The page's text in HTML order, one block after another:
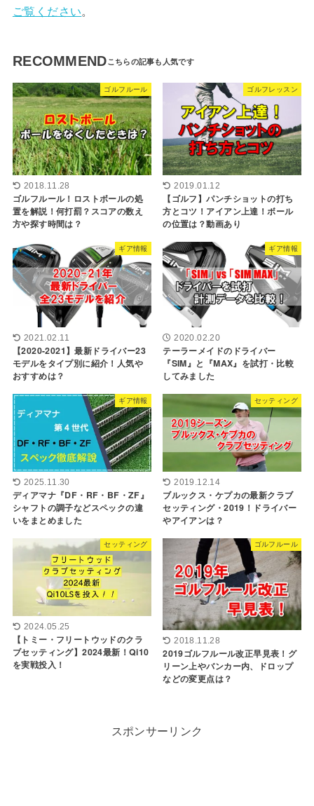
ご覧ください。
RECOMMEND
ゴルフルール
2018.11.28
ゴルフルール！ロストボールの処
置を解説！何打罰？スコアの数え
方や探す時間は？
ゴルフレッスン
2019.01.12
【ゴルフ】パンチショットの打ち
方とコツ！アイアン上達！ボール
の位置は？動画あり
ギア情報
2021.02.11
【2020-2021】最新ドライバー23
モデルをタイプ別に紹介！人気や
おすすめは？
ギア情報
2020.02.20
テーラーメイドのドライバー
『SIM』と『MAX』を試打・比較
してみました
ギア情報
2025.11.30
ディアマナ『DF・RF・BF・ZF』
シャフトの調子などスペックの違
いをまとめました
セッティング
2019.12.14
ブルックス・ケプカの最新クラブ
セッティング・2019！ドライバー
やアイアンは？
セッティング
2024.05.25
【トミー・フリートウッドのクラ
ブセッティング】2024最新！Qi10
を実戦投入！
ゴルフルール
2018.11.28
2019ゴルフルール改正早見表！グ
リーン上やバンカー内、ドロップ
などの変更点は？
スポンサーリンク